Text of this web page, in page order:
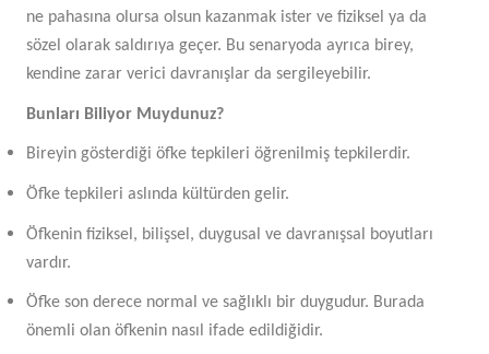
ne pahasına olursa olsun kazanmak ister ve fiziksel ya da
sözel olarak saldırıya geçer. Bu senaryoda ayrıca birey,
kendine zarar verici davranışlar da sergileyebilir.
Bunları Biliyor Muydunuz?
Bireyin gösterdiği öfke tepkileri öğrenilmiş tepkilerdir.
Öfke tepkileri aslında kültürden gelir.
Öfkenin fiziksel, bilişsel, duygusal ve davranışsal boyutları
vardır.
Öfke son derece normal ve sağlıklı bir duygudur. Burada
önemli olan öfkenin nasıl ifade edildiğidir.